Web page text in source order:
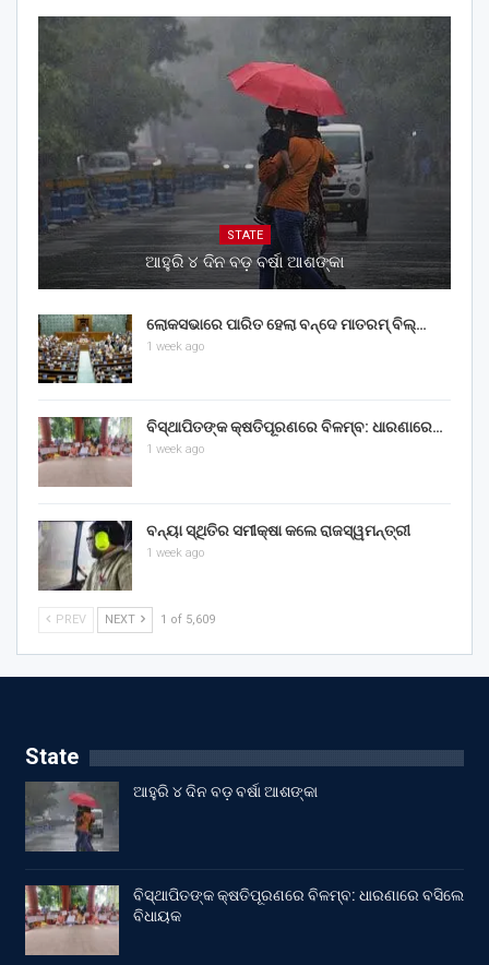
STATE
ଆହୁରି ୪ ଦିନ ବଡ଼ ବର୍ଷା ଆଶଙ୍କା
ଲୋକସଭାରେ ପାରିତ ହେଲା ବନ୍ଦେ ମାତରମ୍‌ ବିଲ୍‌…
1 week ago
ବିସ୍ଥାପିତଙ୍କ କ୍ଷତିପୂରଣରେ ବିଳମ୍ବ: ଧାରଣାରେ…
1 week ago
ବନ୍ୟା ସ୍ଥିତିର ସମୀକ୍ଷା କଲେ ରାଜସ୍ୱମନ୍ତ୍ରୀ
1 week ago
PREV NEXT 1 of 5,609
State
ଆହୁରି ୪ ଦିନ ବଡ଼ ବର୍ଷା ଆଶଙ୍କା
ବିସ୍ଥାପିତଙ୍କ କ୍ଷତିପୂରଣରେ ବିଳମ୍ବ: ଧାରଣାରେ ବସିଲେ
ବିଧାୟକ